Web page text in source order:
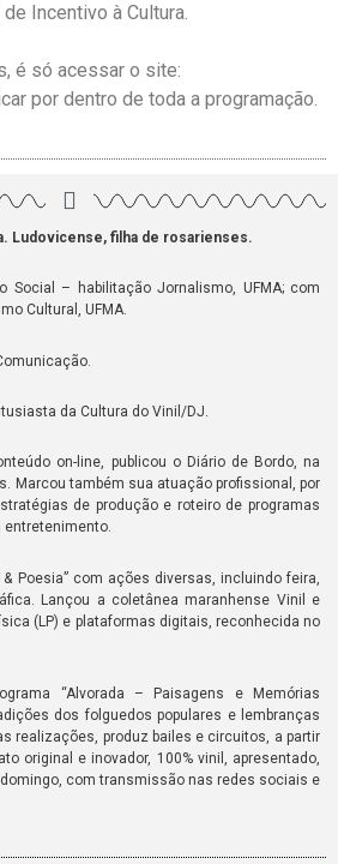
Incentivo à Cultura.
é só acessar o site:
por dentro de toda a programação.
Ludovicense, filha de rosarienses.
Social – habilitação Jornalismo, UFMA; com
Cultural, UFMA.
da Cultura do Vinil/DJ.
on-line, publicou o Diário de Bordo, na
Marcou também sua atuação profissional, por
de produção e roteiro de programas
entretenimento.
Poesia” com ações diversas, incluindo feira,
Lançou a coletânea maranhense Vinil e
(LP) e plataformas digitais, reconhecida no
“Alvorada – Paisagens e Memórias
dos folguedos populares e lembranças
realizações, produz bailes e circuitos, a partir
original e inovador, 100% vinil, apresentado,
com transmissão nas redes sociais e